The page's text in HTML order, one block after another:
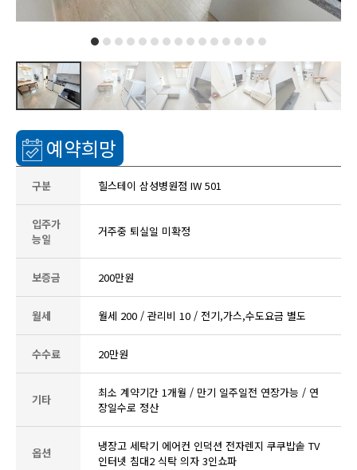
예약희망
구분 힐스테이 삼성병원점 IW 501
입주가
능일
거주중 퇴실일 미확정
보증금 200만원
월세 월세 200 / 관리비 10 / 전기,가스,수도요금 별도
수수료 20만원
기타
최소 계약기간 1개월 / 만기 일주일전 연장가능 / 연
장일수로 정산
옵션
냉장고 세탁기 에어컨 인덕션 전자렌지 쿠쿠밥솥 TV
인터넷 침대2 식탁 의자 3인쇼파